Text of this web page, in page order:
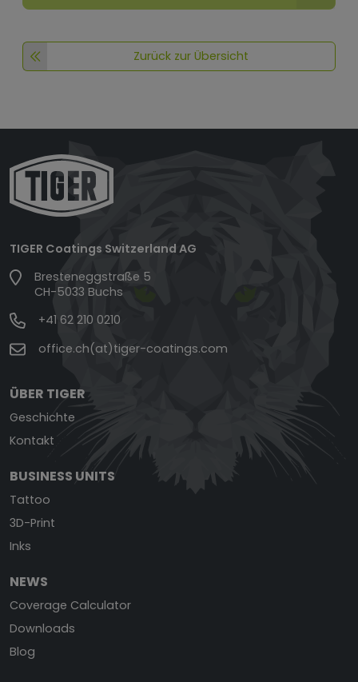
Zurück zur Übersicht
TIGER Coatings Switzerland AG
Bresteneggstraße 5
CH-5033 Buchs
+41 62 210 0210
office.ch(at)tiger-coatings.com
ÜBER TIGER
Geschichte
Kontakt
BUSINESS UNITS
Tattoo
3D-Print
Inks
NEWS
Coverage Calculator
Downloads
Blog